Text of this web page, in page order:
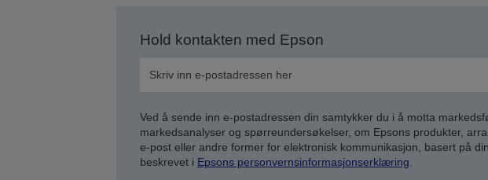
Hold kontakten med Epson
Ved å sende inn e-postadressen din samtykker du i å motta
markedsanalyser og spørreundersøkelser, om Epsons produkter,
e-post eller andre former for elektronisk kommunikasjon, basert på
beskrevet i Epsons personvernsinformasjonserklæring